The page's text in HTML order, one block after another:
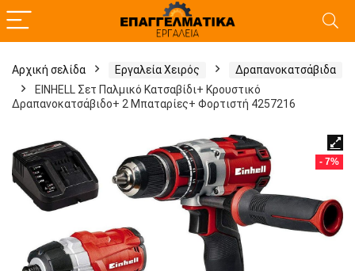
Αρχική σελίδα Εργαλεία Χειρός
Δραπανοκατσάβιδα
EINHELL Σετ Παλμικό Κατσαβίδι+ Κρουστικό
Δραπανοκατσάβιδο+ 2 Μπαταρίες+ Φορτιστή 4257216
- 7%